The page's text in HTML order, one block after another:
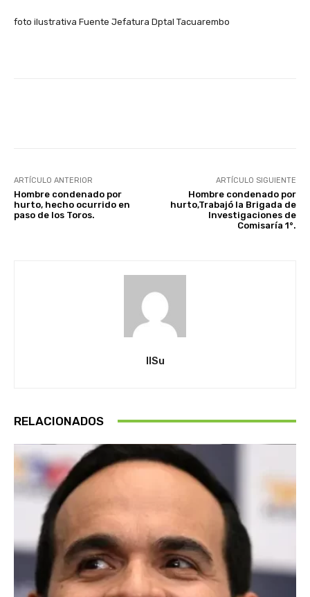
foto ilustrativa Fuente Jefatura Dptal Tacuarembo
ARTÍCULO ANTERIOR
Hombre condenado por
hurto, hecho ocurrido en
paso de los Toros.
ARTÍCULO SIGUIENTE
Hombre condenado por
hurto,Trabajó la Brigada de
Investigaciones de
Comisaría 1°.
IlSu
RELACIONADOS